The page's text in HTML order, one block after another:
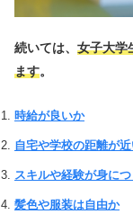
続いては、 女子大学
ます。
時給が良いか
自宅や学校の距離が
スキルや経験が身に
髪色や服装は自由か